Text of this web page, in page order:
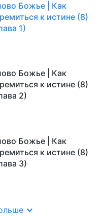
Божье | Как
к истине (8)
1)
Божье | Как
к истине (8)
2)
Божье | Как
к истине (8)
3)